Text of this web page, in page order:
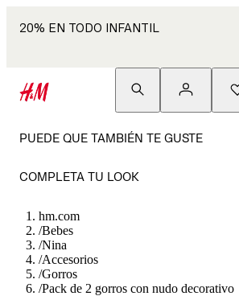
20% EN TODO INFANTIL
PUEDE QUE TAMBIÉN TE GUSTE
COMPLETA TU LOOK
hm.com
/Bebes
/Nina
/Accesorios
/Gorros
/Pack de 2 gorros con nudo decorativo